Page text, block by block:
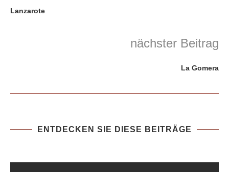
Lanzarote
nächster Beitrag
La Gomera
ENTDECKEN SIE DIESE BEITRÄGE